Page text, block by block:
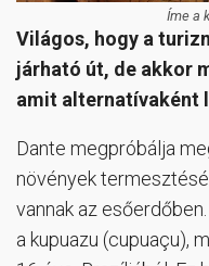
Íme a
Világos, hogy a
járható út, de akkor
amit alternatívaként
Dante megpróbálja
növények
vannak az
a kupuazu (cupuaçu),